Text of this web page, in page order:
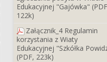
Edukacyjnej "Gajówka"
122k)
Załącznik_4 Regulamin
korzystania z Wiaty
Edukacyjnej "Szkółka
(PDF, 223k)